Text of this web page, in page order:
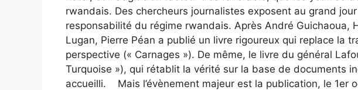
rwandais. Des chercheurs journalistes exposent au grand
responsabilité du régime rwandais. Après André Guichaoua,
Lugan, Pierre Péan a publié un livre rigoureux qui replace la
perspective (« Carnages »). De même, le livre du général
Turquoise »), qui rétablit la vérité sur la base de documents
accueilli. Mais l’évènement majeur est la publication, le 1er